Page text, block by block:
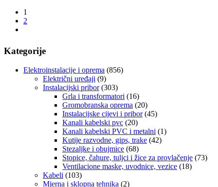
1
2
Kategorije
Elektroinstalacije i oprema (856)
Električni uređaji (9)
Instalacijski pribor (303)
Grla i transformatori (16)
Gromobranska oprema (20)
Instalacijske cijevi i pribor (45)
Kanali kabelski pvc (20)
Kanali kabelski PVC i metalni (1)
Kutije razvodne, gips, trake (42)
Stezaljke i obujmice (68)
Stopice, čahure, tuljci i žice za provlačenje (73)
Ventilacione maske, uvodnice, vezice (18)
Kabeli (103)
Mjerna i sklopna tehnika (2)